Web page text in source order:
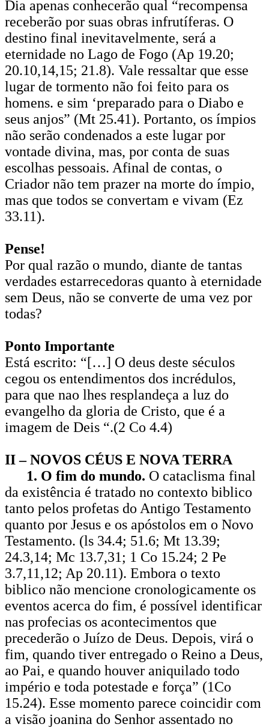
Dia apenas conhecerão qual “recompensa
receberão por suas obras infrutíferas. O
destino final inevitavelmente, será a
eternidade no Lago de Fogo (Ap 19.20;
20.10,14,15; 21.8). Vale ressaltar que esse
lugar de tormento não foi feito para os
homens. e sim ‘preparado para o Diabo e
seus anjos” (Mt 25.41). Portanto, os ímpios
não serão condenados a este lugar por
vontade divina, mas, por conta de suas
escolhas pessoais. Afinal de contas, o
Criador não tem prazer na morte do ímpio,
mas que todos se convertam e vivam (Ez
33.11).
Pense!
Por qual razão o mundo, diante de tantas
verdades estarrecedoras quanto à eternidade
sem Deus, não se converte de uma vez por
todas?
Ponto Importante
Está escrito: “[…] O deus deste séculos
cegou os entendimentos dos incrédulos,
para que nao lhes resplandeça a luz do
evangelho da gloria de Cristo, que é a
imagem de Deis “.(2 Co 4.4)
II – NOVOS CÉUS E NOVA TERRA
1. O fim do mundo. O cataclisma final
da existência é tratado no contexto biblico
tanto pelos profetas do Antigo Testamento
quanto por Jesus e os apóstolos em o Novo
Testamento. (ls 34.4; 51.6; Mt 13.39;
24.3,14; Mc 13.7,31; 1 Co 15.24; 2 Pe
3.7,11,12; Ap 20.11). Embora o texto
biblico não mencione cronologicamente os
eventos acerca do fim, é possível identificar
nas profecias os acontecimentos que
precederão o Juízo de Deus. Depois, virá o
fim, quando tiver entregado o Reino a Deus,
ao Pai, e quando houver aniquilado todo
império e toda potestade e força” (1Co
15.24). Esse momento parece coincidir com
a visão joanina do Senhor assentado no